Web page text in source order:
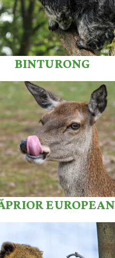
BINTURONG
EUROPEAN